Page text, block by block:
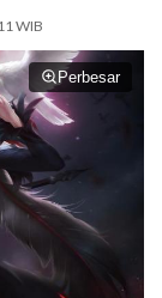
WIB
Perbesar